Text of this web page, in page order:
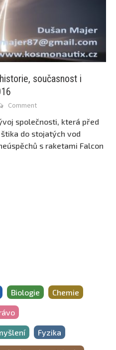
současnost i
Comment
společnosti, která před
do stojatých vod
s raketami Falcon
Biologie Chemie
Fyzika